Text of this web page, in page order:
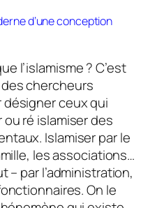
d’une conception
l’islamisme ? C’est
chercheurs
désigner ceux qui
ré islamiser des
Islamiser par le
les associations…
– par l’administration,
On le